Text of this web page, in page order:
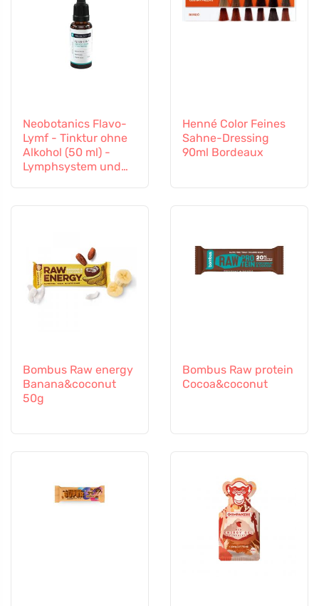
Neobotanics Flavo-
Lymf - Tinktur ohne
Alkohol (50 ml) -
Lymphsystem und
Henné Color Feines
Sahne-Dressing
90ml Bordeaux
Bombus Raw energy
Banana&coconut
50g
Bombus Raw protein
Cocoa&coconut